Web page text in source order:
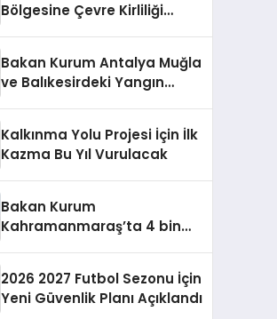
Bölgesine Çevre Kirliliği
Bakan Kurum Antalya Muğla
ve Balıkesirdeki Yangın
Kalkınma Yolu Projesi İçin İlk
Kazma Bu Yıl Vurulacak
Bakan Kurum
Kahramanmaraş’ta 4 bin
2026 2027 Futbol Sezonu İçin
Yeni Güvenlik Planı Açıklandı